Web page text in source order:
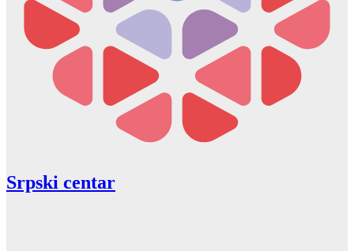
Srpski centar